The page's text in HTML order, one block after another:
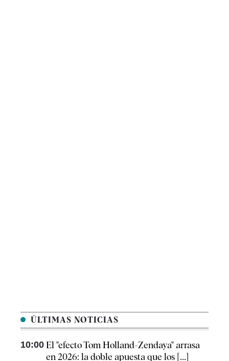
ÚLTIMAS NOTICIAS
10:00 El "efecto Tom Holland-Zendaya" arrasa
en 2026: la doble apuesta que los [...]